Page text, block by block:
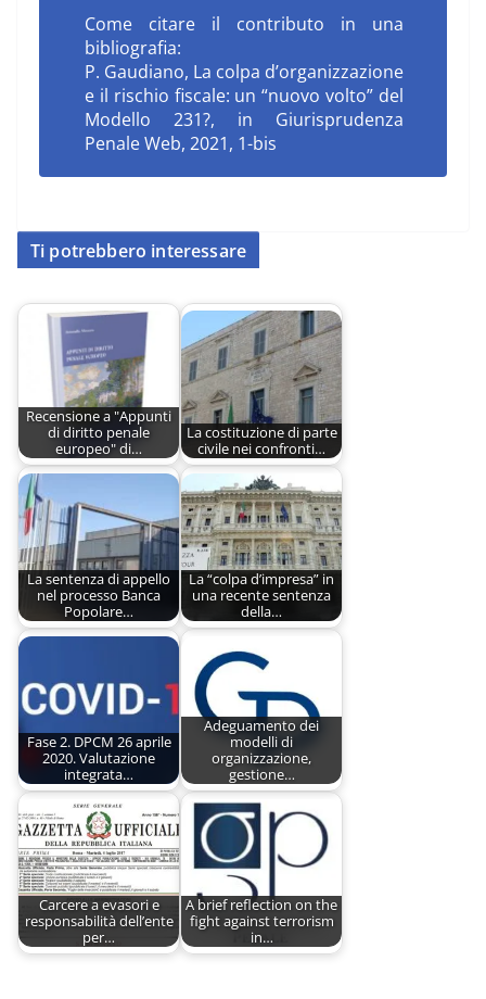
Come citare il contributo in una
bibliografia:
P. Gaudiano, La colpa d’organizzazione
e il rischio fiscale: un “nuovo volto” del
Modello 231?, in Giurisprudenza
Penale Web, 2021, 1-bis
Ti potrebbero interessare
Recensione a "Appunti
di diritto penale
europeo" di…
La costituzione di parte
civile nei confronti…
La sentenza di appello
nel processo Banca
Popolare…
La “colpa d’impresa” in
una recente sentenza
della…
Fase 2. DPCM 26 aprile
2020. Valutazione
integrata…
Adeguamento dei
modelli di
organizzazione,
gestione…
Carcere a evasori e
responsabilità dell’ente
per…
A brief reflection on the
fight against terrorism
in…